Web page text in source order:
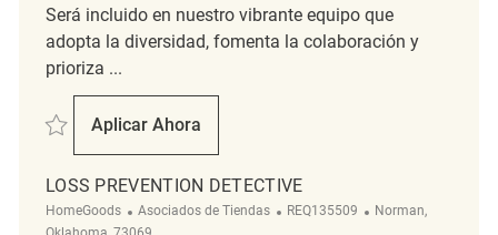
Será incluido en nuestro vibrante equipo que
adopta la diversidad, fomenta la colaboración y
prioriza ...
Salvar Retail Cashier/Sales Floor Associate REQ138222
Aplicar Ahora
Retail Cashier/Sales Floor Associate
LOSS PREVENTION DETECTIVE
HomeGoods Categoría
Asociados de Tiendas ReqId
REQ135509 Ubicación
Norman,